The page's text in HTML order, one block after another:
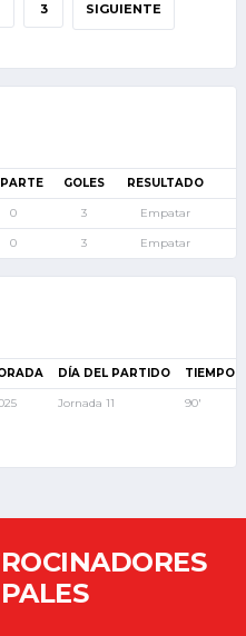
3 SIGUIENTE
GOLES RESULTADO
0 3 Empatar
0 3 Empatar
DÍA DEL PARTIDO TIEMPO
Jornada 11 90'